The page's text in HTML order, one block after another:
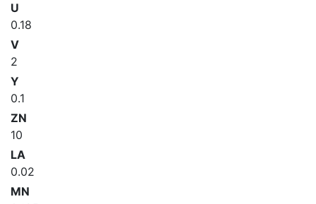
U
0.18
V
2
Y
0.1
ZN
10
LA
0.02
MN